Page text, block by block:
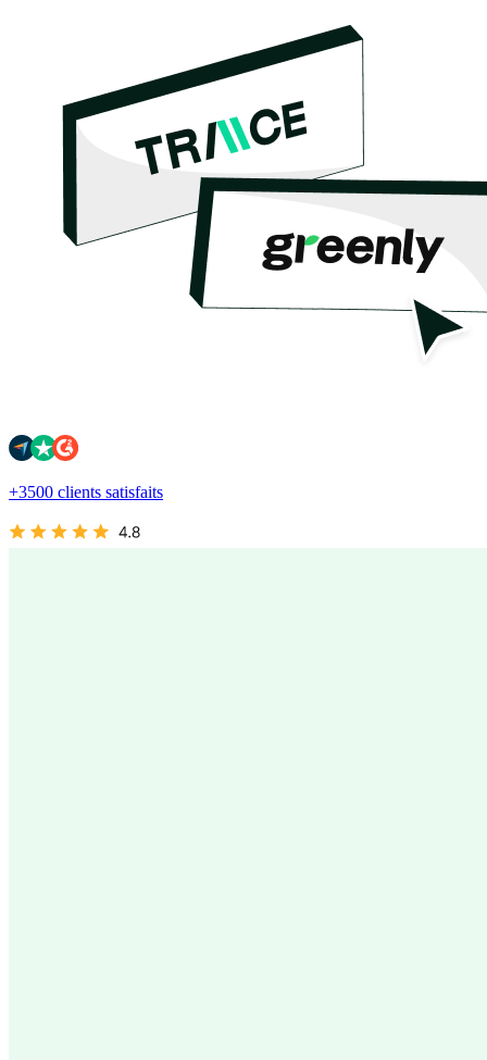
+3500 clients satisfaits